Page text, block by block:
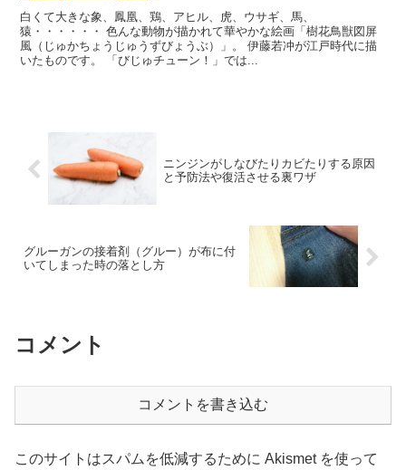
白くて大きな象、鳳凰、鶏、アヒル、虎、ウサギ、馬、
猿・・・・・・ 色んな動物が描かれて華やかな絵画「樹花鳥獣図屏
風（じゅかちょうじゅうずびょうぶ）」。 伊藤若冲が江戸時代に描
いたものです。 「びじゅチューン！」では...
ニンジンがしなびたりカビたりする原因
と予防法や復活させる裏ワザ
グルーガンの接着剤（グルー）が布に付
いてしまった時の落とし方
コメント
コメントを書き込む
このサイトはスパムを低減するために Akismet を使って